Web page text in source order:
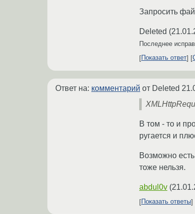
Запросить
Deleted (
Последнее
Показать ответ
Ответ на: комментарий от Deleted
В том - то и
ругается и
Возможно
тоже нельзя.
abdul0v (
Показать ответы